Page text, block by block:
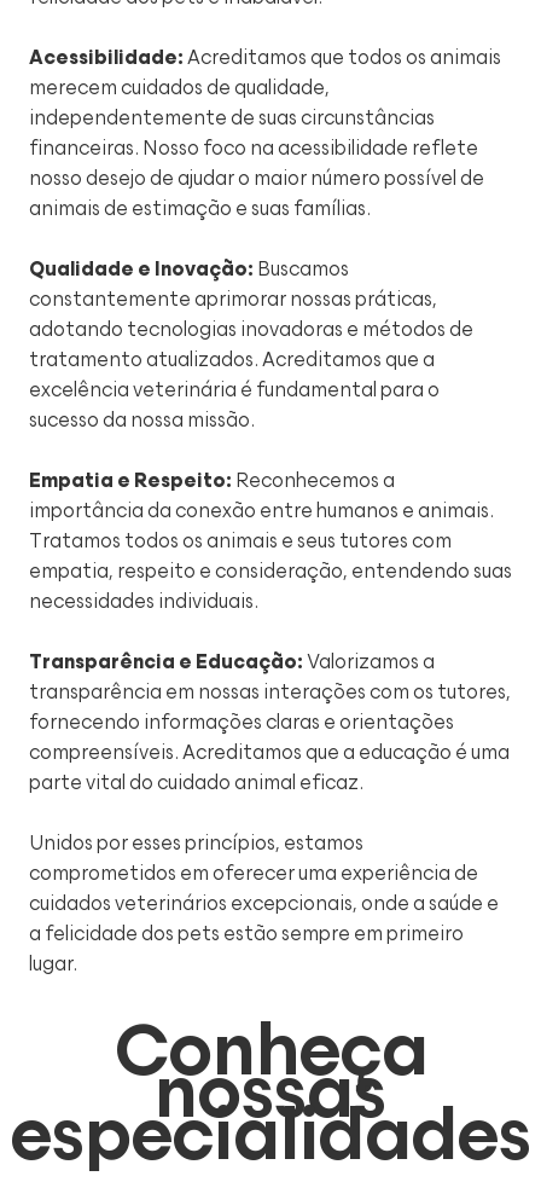
Acessibilidade:Acreditamos que todos os animais
merecem cuidados de qualidade,
independentemente de suas circunstâncias
financeiras. Nosso foco na acessibilidade reflete
nosso desejo de ajudar o maior número possível de
animais de estimação e suas famílias.
Qualidade e Inovação: Buscamos
constantemente aprimorar nossas práticas,
adotando tecnologias inovadoras e métodos de
tratamento atualizados. Acreditamos que a
excelência veterinária é fundamental para o
sucesso da nossa missão.
Empatia e Respeito: Reconhecemos a
importância da conexão entre humanos e animais.
Tratamos todos os animais e seus tutores com
empatia, respeito e consideração, entendendo suas
necessidades individuais.
Transparência e Educação:Valorizamos a
transparência em nossas interações com os tutores,
fornecendo informações claras e orientações
compreensíveis. Acreditamos que a educação é uma
parte vital do cuidado animal eficaz.
Unidos por esses princípios, estamos
comprometidos em oferecer uma experiência de
cuidados veterinários excepcionais, onde a saúde e
a felicidade dos pets estão sempre em primeiro
lugar.
Conheça
nossas
especialidades